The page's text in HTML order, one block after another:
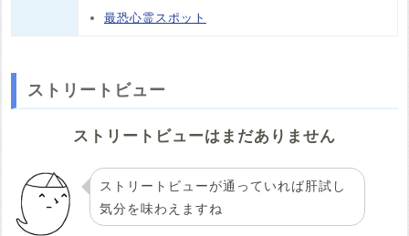
最恐心霊スポット
ストリートビュー
ストリートビューはまだありません
ストリートビューが通っていれば肝試し
気分を味わえますね